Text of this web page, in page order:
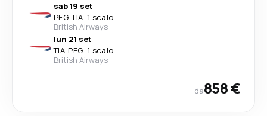
sab 19 set
PEG-TIA· 1 scalo
British Airways
lun 21 set
TIA-PEG· 1 scalo
British Airways
da858 €